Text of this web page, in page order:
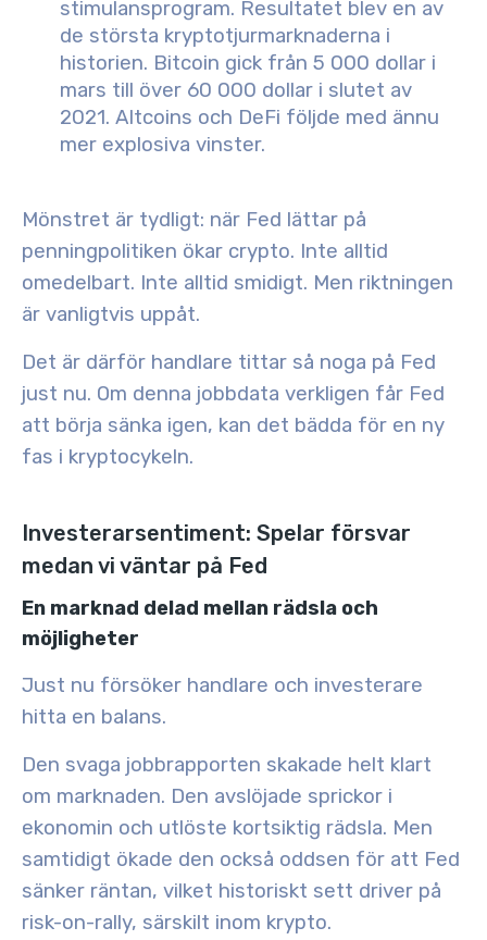
stimulansprogram. Resultatet blev en av
de största kryptotjurmarknaderna i
historien. Bitcoin gick från 5 000 dollar i
mars till över 60 000 dollar i slutet av
2021. Altcoins och DeFi följde med ännu
mer explosiva vinster.
Mönstret är tydligt: när Fed lättar på
penningpolitiken ökar crypto. Inte alltid
omedelbart. Inte alltid smidigt. Men riktningen
är vanligtvis uppåt.
Det är därför handlare tittar så noga på Fed
just nu. Om denna jobbdata verkligen får Fed
att börja sänka igen, kan det bädda för en ny
fas i kryptocykeln.
Investerarsentiment: Spelar försvar
medan vi väntar på Fed
En marknad delad mellan rädsla och
möjligheter
Just nu försöker handlare och investerare
hitta en balans.
Den svaga jobbrapporten skakade helt klart
om marknaden. Den avslöjade sprickor i
ekonomin och utlöste kortsiktig rädsla. Men
samtidigt ökade den också oddsen för att Fed
sänker räntan, vilket historiskt sett driver på
risk-on-rally, särskilt inom krypto.